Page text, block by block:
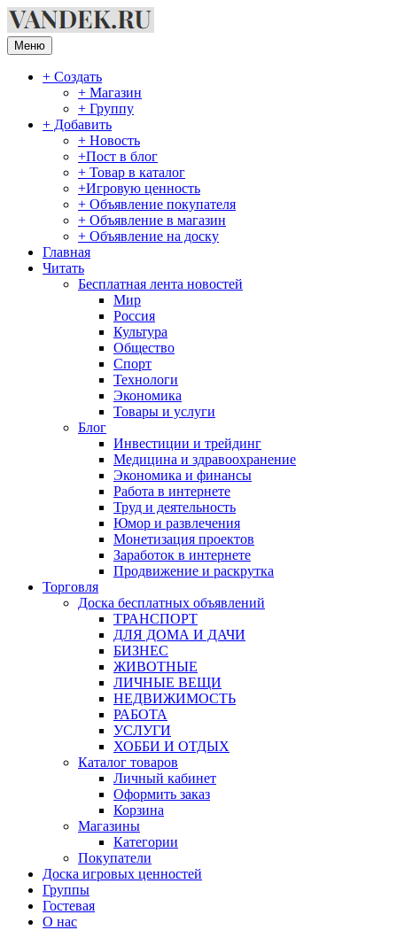
Перейти
к
содержимому
Меню
+ Создать
+ Магазин
+ Группу
+ Добавить
+ Новость
+Пост в блог
+ Товар в каталог
+Игровую ценность
+ Объявление покупателя
+ Объявление в магазин
+ Объявление на доску
Главная
Читать
Бесплатная лента новостей
Мир
Россия
Культура
Общество
Спорт
Технологи
Экономика
Товары и услуги
Блог
Инвестиции и трейдинг
Медицина и здравоохранение
Экономика и финансы
Работа в интернете
Труд и деятельность
Юмор и развлечения
Монетизация проектов
Заработок в интернете
Продвижение и раскрутка
Торговля
Доска бесплатных объявлений
ТРАНСПОРТ
ДЛЯ ДОМА И ДАЧИ
БИЗНЕС
ЖИВОТНЫЕ
ЛИЧНЫЕ ВЕЩИ
НЕДВИЖИМОСТЬ
РАБОТА
УСЛУГИ
ХОББИ И ОТДЫХ
Каталог товаров
Личный кабинет
Оформить заказ
Корзина
Магазины
Категории
Покупатели
Доска игровых ценностей
Группы
Гостевая
О нас